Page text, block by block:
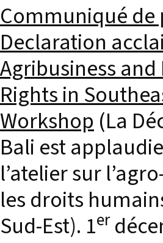
Communiqué de
Declaration
Agribusiness
Rights in
Workshop(La
Bali est
l’atelier sur
les droits
Sud-Est). 1er